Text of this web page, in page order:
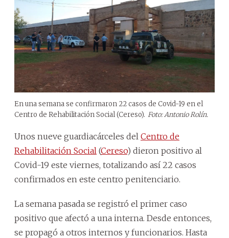
En una semana se confirmaron 22 casos de Covid-19 en el
Centro de Rehabilitación Social (Cereso). Foto: Antonio Rolín.
Unos nueve guardiacárceles del Centro de
Rehabilitación Social (Cereso) dieron positivo al
Covid-19 este viernes, totalizando así 22 casos
confirmados en este centro penitenciario.
La semana pasada se registró el primer caso
positivo que afectó a una interna. Desde entonces,
se propagó a otros internos y funcionarios. Hasta